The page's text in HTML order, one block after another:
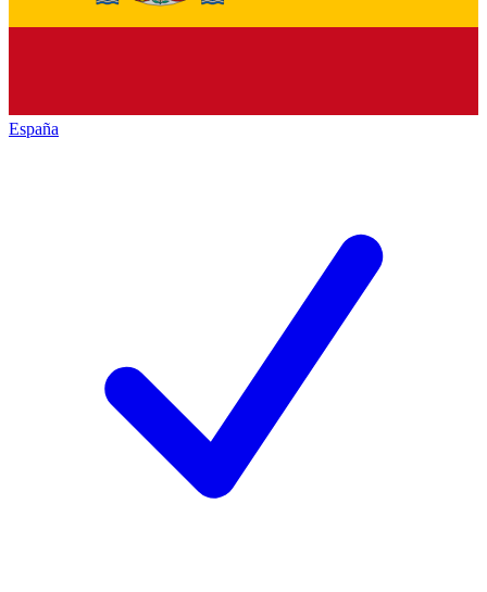
España